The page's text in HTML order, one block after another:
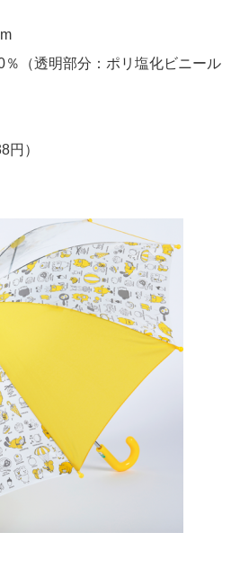
％（透明部分：ポリ塩化ビニール
円）